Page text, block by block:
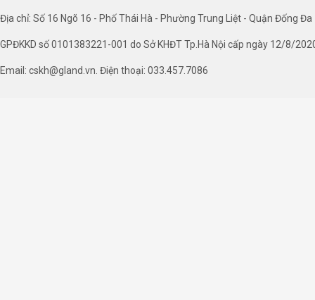
Địa chỉ: Số 16 Ngõ 16 - Phố Thái Hà - Phường Trung Liệt - Quận Đống Đa
GPĐKKD số 0101383221-001 do Sở KHĐT Tp.Hà Nội cấp ngày 12/8/
Email: cskh@gland.vn. Điện thoại: 033.457.7086